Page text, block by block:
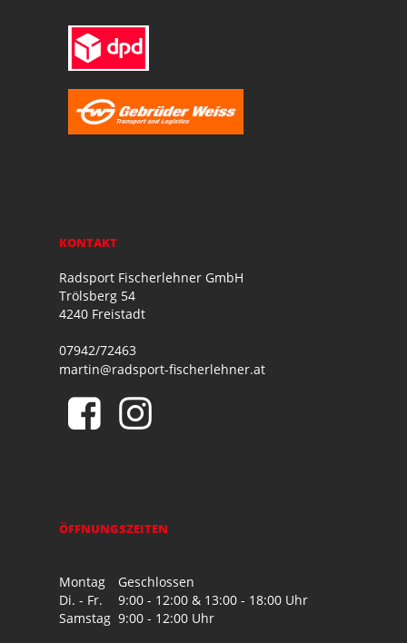
KONTAKT
Radsport Fischerlehner GmbH
Trölsberg 54
4240 Freistadt
07942/72463
martin@radsport-fischerlehner.at
ÖFFNUNGSZEITEN
Montag
Geschlossen
Di. - Fr.
9:00 - 12:00 & 13:00 - 18:00 Uhr
Samstag 9:00 - 12:00 Uhr